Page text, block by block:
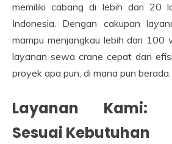
memiliki cabang di lebih dari 20
Indonesia. Dengan cakupan
mampu menjangkau lebih dari 100
layanan sewa crane cepat dan
proyek apa pun, di mana pun berada.
Layanan Kami:
Sesuai Kebutuhan